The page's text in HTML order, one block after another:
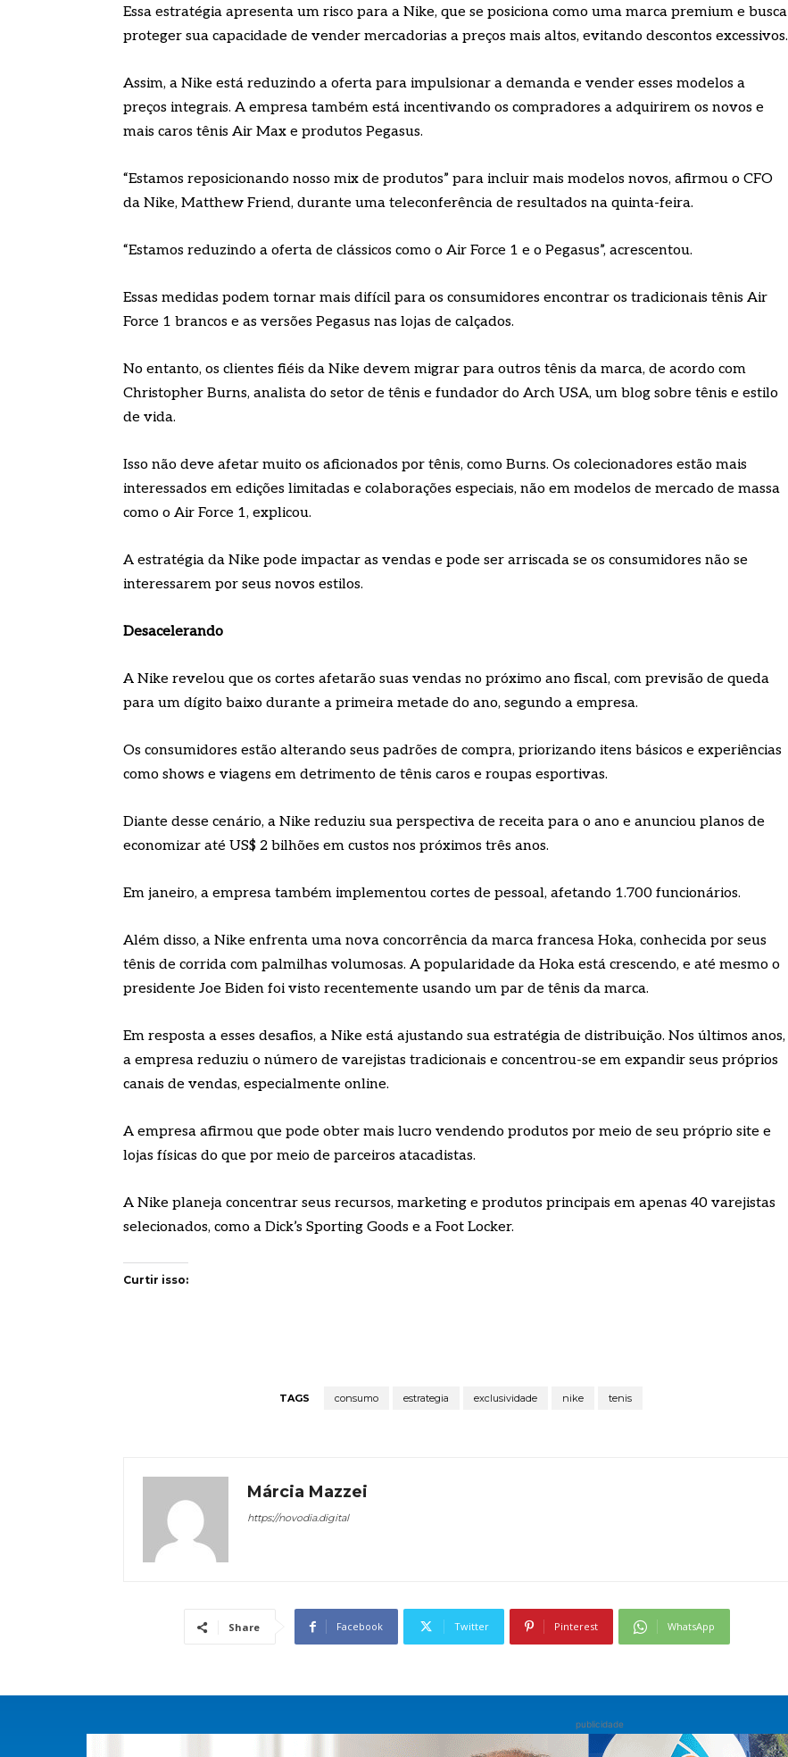
Essa estratégia apresenta um risco para a Nike, que se posiciona como uma marca premium e busca
proteger sua capacidade de vender mercadorias a preços mais altos, evitando descontos excessivos.
Assim, a Nike está reduzindo a oferta para impulsionar a demanda e vender esses modelos a
preços integrais. A empresa também está incentivando os compradores a adquirirem os novos e
mais caros tênis Air Max e produtos Pegasus.
“Estamos reposicionando nosso mix de produtos” para incluir mais modelos novos, afirmou o CFO
da Nike, Matthew Friend, durante uma teleconferência de resultados na quinta-feira.
“Estamos reduzindo a oferta de clássicos como o Air Force 1 e o Pegasus”, acrescentou.
Essas medidas podem tornar mais difícil para os consumidores encontrar os tradicionais tênis Air
Force 1 brancos e as versões Pegasus nas lojas de calçados.
No entanto, os clientes fiéis da Nike devem migrar para outros tênis da marca, de acordo com
Christopher Burns, analista do setor de tênis e fundador do Arch USA, um blog sobre tênis e estilo
de vida.
Isso não deve afetar muito os aficionados por tênis, como Burns. Os colecionadores estão mais
interessados em edições limitadas e colaborações especiais, não em modelos de mercado de massa
como o Air Force 1, explicou.
A estratégia da Nike pode impactar as vendas e pode ser arriscada se os consumidores não se
interessarem por seus novos estilos.
Desacelerando
A Nike revelou que os cortes afetarão suas vendas no próximo ano fiscal, com previsão de queda
para um dígito baixo durante a primeira metade do ano, segundo a empresa.
Os consumidores estão alterando seus padrões de compra, priorizando itens básicos e experiências
como shows e viagens em detrimento de tênis caros e roupas esportivas.
Diante desse cenário, a Nike reduziu sua perspectiva de receita para o ano e anunciou planos de
economizar até US$ 2 bilhões em custos nos próximos três anos.
Em janeiro, a empresa também implementou cortes de pessoal, afetando 1.700 funcionários.
Além disso, a Nike enfrenta uma nova concorrência da marca francesa Hoka, conhecida por seus
tênis de corrida com palmilhas volumosas. A popularidade da Hoka está crescendo, e até mesmo o
presidente Joe Biden foi visto recentemente usando um par de tênis da marca.
Em resposta a esses desafios, a Nike está ajustando sua estratégia de distribuição. Nos últimos anos,
a empresa reduziu o número de varejistas tradicionais e concentrou-se em expandir seus próprios
canais de vendas, especialmente online.
A empresa afirmou que pode obter mais lucro vendendo produtos por meio de seu próprio site e
lojas físicas do que por meio de parceiros atacadistas.
A Nike planeja concentrar seus recursos, marketing e produtos principais em apenas 40 varejistas
selecionados, como a Dick’s Sporting Goods e a Foot Locker.
Curtir isso:
TAGS consumo estrategia exclusividade nike tenis
Márcia Mazzei
https://novodia.digital
Share Facebook Twitter Pinterest WhatsApp
publicidade